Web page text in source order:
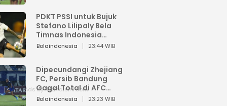
PDKT PSSI untuk Bujuk
Stefano Lilipaly Bela
Timnas Indonesia
Berakhir Berantakan
Bolaindonesia 23:44 WIB
Dipecundangi Zhejiang
FC, Persib Bandung
Gagal Total di AFC
Champions League Two
Bolaindonesia 23:23 WIB